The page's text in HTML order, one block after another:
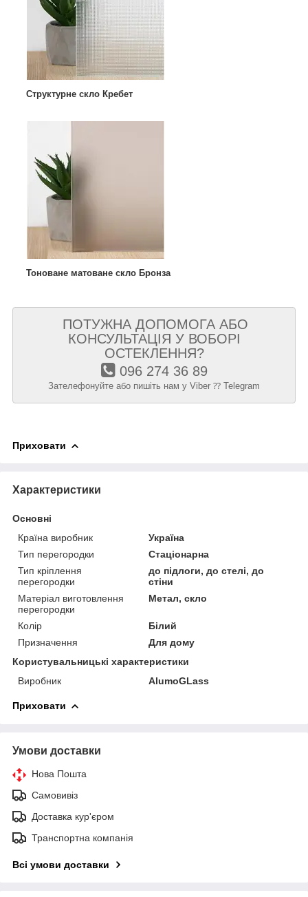
Структурне скло Кребет
Тоноване матоване скло Бронза
ПОТУЖНА ДОПОМОГА АБО
КОНСУЛЬТАЦІЯ У ВОБОРІ
ОСТЕКЛЕННЯ?
096 274 36 89
Зателефонуйте або пишіть нам у Viber ⁇ Telegram
Приховати
Характеристики
Основні
Країна виробник
Україна
Тип перегородки
Стаціонарна
Тип кріплення
перегородки
до підлоги, до стелі, до
стіни
Матеріал виготовлення
перегородки
Метал, скло
Колір
Білий
Призначення
Для дому
Користувальницькі характеристики
Виробник
AlumoGLass
Приховати
Умови доставки
Нова Пошта
Самовивіз
Доставка кур'єром
Транспортна компанія
Всі умови доставки